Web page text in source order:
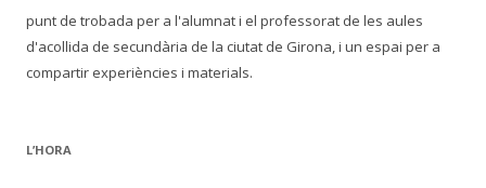
punt de trobada per a l'alumnat i el professorat de les aules
d'acollida de secundària de la ciutat de Girona, i un espai per a
compartir experiències i materials.
L’HORA